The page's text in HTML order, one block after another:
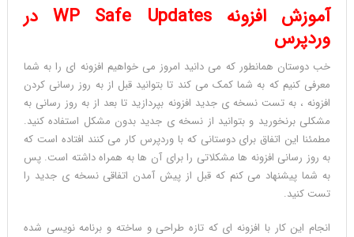
آموزش افزونه WP Safe Updates در
وردپرس
خب دوستان همانطور که می دانید امروز می خواهیم افزونه ای را به شما
معرفی کنیم که به شما کمک می کند تا بتوانید قبل از به روز رسانی کردن
افزونه ، به تست نسخه ی جدید افزونه بپردازید تا بعد از به روز رسانی به
مشکلی برنخورید و بتوانید از نسخه ی جدید بدون مشکل استفاده کنید.
مطمئنا این اتفاق برای دوستانی که با وردپرس کار می کنند افتاده است که
به روز رسانی افزونه ها مشکلاتی را برای آن ها به همراه داشته است. پس
به شما پیشنهاد می کنم که قبل از پیش آمدن اتفاقی نسخه ی جدید را
تست کنید.
انجام این کار با افزونه ای که تازه طراحی و ساخته و برنامه نویسی شده